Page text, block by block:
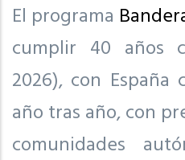
El programa
cumplir 40 años
2026), con
año tras año, con
comunidades